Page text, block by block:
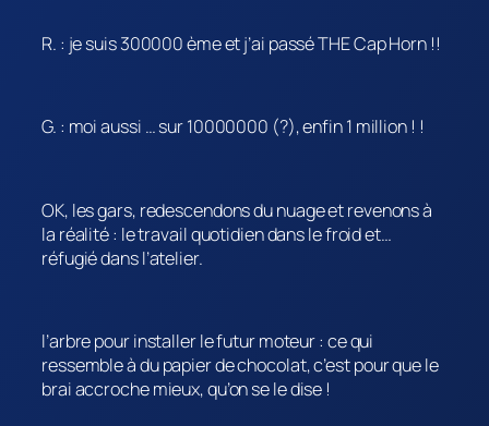
R. : je suis 300000 ème et j’ai passé THE Cap Horn !!
G. : moi aussi … sur 10000000 (?), enfin 1 million ! !
OK, les gars, redescendons du nuage et revenons à
la réalité : le travail quotidien dans le froid et…
réfugié dans l’atelier.
l’arbre pour installer le futur moteur : ce qui
ressemble à du papier de chocolat, c’est pour que le
brai accroche mieux, qu’on se le dise !